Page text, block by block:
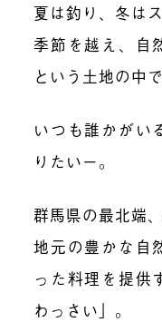
夏は釣り、冬はス
季節を越え、自
という土地の中
いつも誰かがい
りたいー。
群馬県の最北端
地元の豊かな自
った料理を提供
わっさい」。